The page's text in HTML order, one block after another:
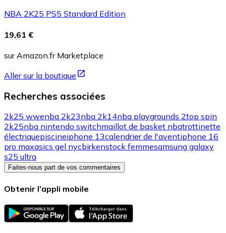
NBA 2K25 PS5 Standard Edition
19,61 €
sur Amazon.fr Marketplace
Aller sur la boutique
Recherches associées
2k25 wwenba 2k23nba 2k14nba playgrounds 2top spin
2k25nba nintendo switchmaillot de basket nbatrottinette
électriquepiscineiphone 13calendrier de l'aventiphone 16
pro maxasics gel nycbirkenstock femmesamsung galaxy
s25 ultra
Faites-nous part de vos commentaires
Obtenir l’appli mobile